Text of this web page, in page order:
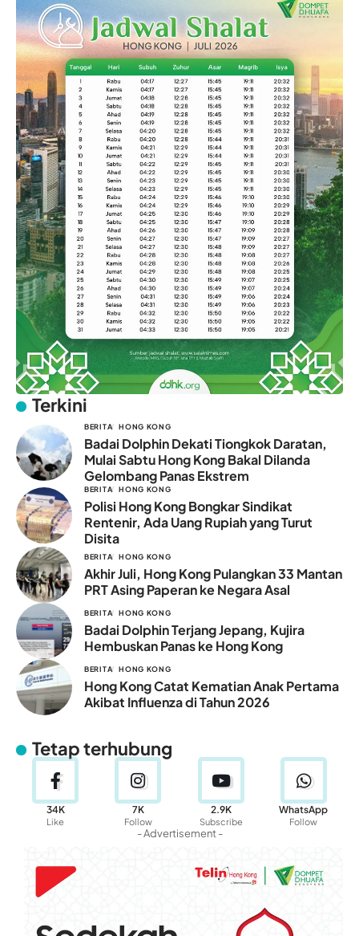
Terkini
BERITA HONG KONG
Badai Dolphin Dekati Tiongkok Daratan,
Mulai Sabtu Hong Kong Bakal Dilanda
Gelombang Panas Ekstrem
BERITA HONG KONG
Polisi Hong Kong Bongkar Sindikat
Rentenir, Ada Uang Rupiah yang Turut
Disita
BERITA HONG KONG
Akhir Juli, Hong Kong Pulangkan 33 Mantan
PRT Asing Paperan ke Negara Asal
BERITA HONG KONG
Badai Dolphin Terjang Jepang, Kujira
Hembuskan Panas ke Hong Kong
BERITA HONG KONG
Hong Kong Catat Kematian Anak Pertama
Akibat Influenza di Tahun 2026
Tetap terhubung
34K
Like
7K
Follow
2.9K
Subscribe
WhatsApp
Follow
- Advertisement -